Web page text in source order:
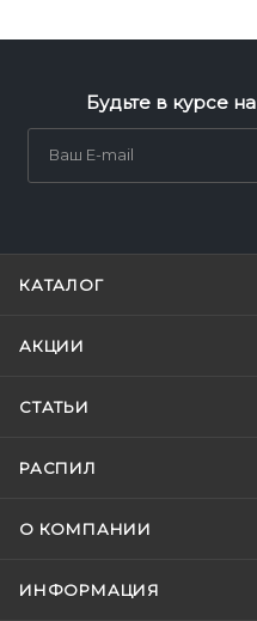
Будьте в курсе
КАТАЛОГ
АКЦИИ
СТАТЬИ
РАСПИЛ
О КОМПАНИИ
ИНФОРМАЦИЯ